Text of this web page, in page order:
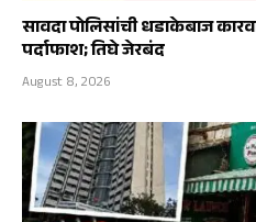
सावदा पोलिसांची धडाकेबाज
पर्दाफाश; तिघे जेरबंद
August 8, 2026